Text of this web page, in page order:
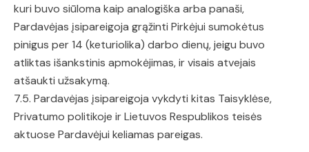
kuri buvo siūloma kaip analogiška arba panaši,
Pardavėjas įsipareigoja grąžinti Pirkėjui sumokėtus
pinigus per 14 (keturiolika) darbo dienų, jeigu buvo
atliktas išankstinis apmokėjimas, ir visais atvejais
atšaukti užsakymą.
7.5. Pardavėjas įsipareigoja vykdyti kitas Taisyklėse,
Privatumo politikoje ir Lietuvos Respublikos teisės
aktuose Pardavėjui keliamas pareigas.